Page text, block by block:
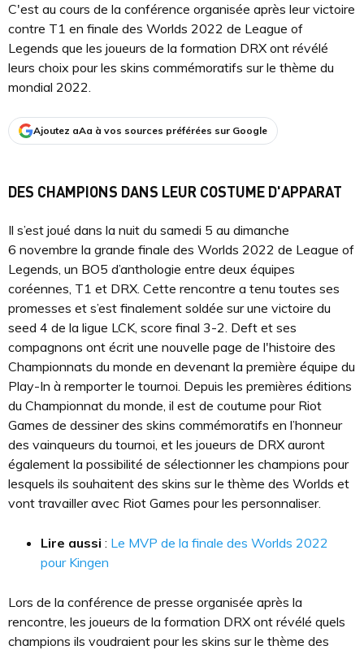
C'est au cours de la conférence organisée après leur victoire
contre T1 en finale des Worlds 2022 de League of
Legends que les joueurs de la formation DRX ont révélé
leurs choix pour les skins commémoratifs sur le thème du
mondial 2022.
Ajoutez aAa à vos sources préférées sur Google
DES CHAMPIONS DANS LEUR COSTUME D'APPARAT
Il s’est joué dans la nuit du samedi 5 au dimanche
6 novembre la grande finale des Worlds 2022 de League of
Legends, un BO5 d’anthologie entre deux équipes
coréennes, T1 et DRX. Cette rencontre a tenu toutes ses
promesses et s’est finalement soldée sur une victoire du
seed 4 de la ligue LCK, score final 3-2. Deft et ses
compagnons ont écrit une nouvelle page de l'histoire des
Championnats du monde en devenant la première équipe du
Play-In à remporter le tournoi. Depuis les premières éditions
du Championnat du monde, il est de coutume pour Riot
Games de dessiner des skins commémoratifs en l’honneur
des vainqueurs du tournoi, et les joueurs de DRX auront
également la possibilité de sélectionner les champions pour
lesquels ils souhaitent des skins sur le thème des Worlds et
vont travailler avec Riot Games pour les personnaliser.
Lire aussi : Le MVP de la finale des Worlds 2022
pour Kingen
Lors de la conférence de presse organisée après la
rencontre, les joueurs de la formation DRX ont révélé quels
champions ils voudraient pour les skins sur le thème des